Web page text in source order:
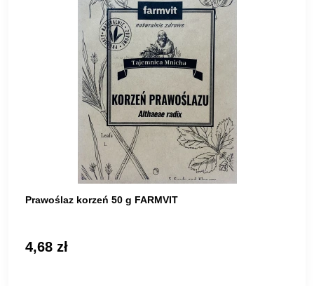
Prawoślaz korzeń 50 g FARMVIT
4,68 zł